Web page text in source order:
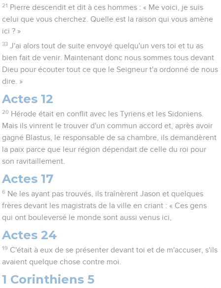
21 Pierre descendit et dit à ces hommes : « Me voici, je suis
celui que vous cherchez. Quelle est la raison qui vous amène
ici ? »
33 J'ai alors tout de suite envoyé quelqu'un vers toi et tu as
bien fait de venir. Maintenant donc nous sommes tous devant
Dieu pour écouter tout ce que le Seigneur t'a ordonné de nous
dire. »
Actes 12
20 Hérode était en conflit avec les Tyriens et les Sidoniens.
Mais ils vinrent le trouver d'un commun accord et, après avoir
gagné Blastus, le responsable de sa chambre, ils demandèrent
la paix parce que leur région dépendait de celle du roi pour
son ravitaillement.
Actes 17
6 Ne les ayant pas trouvés, ils traînèrent Jason et quelques
frères devant les magistrats de la ville en criant : « Ces gens
qui ont bouleversé le monde sont aussi venus ici,
Actes 24
19 C'était à eux de se présenter devant toi et de m'accuser, s'ils
avaient quelque chose contre moi.
1 Corinthiens 5